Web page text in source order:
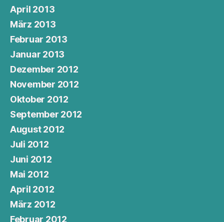
April 2013
März 2013
Februar 2013
Januar 2013
Dezember 2012
November 2012
Oktober 2012
September 2012
August 2012
Juli 2012
Juni 2012
Mai 2012
April 2012
März 2012
Februar 2012